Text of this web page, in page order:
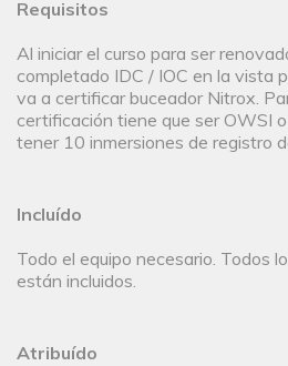
Requisitos
Al iniciar el curso para ser
completado IDC / IOC en la vista
va a certificar buceador Nitrox.
certificación tiene que ser OWSI
tener 10 inmersiones de registro
Incluído
Todo el equipo necesario. Todos
están incluidos.
Atribuído